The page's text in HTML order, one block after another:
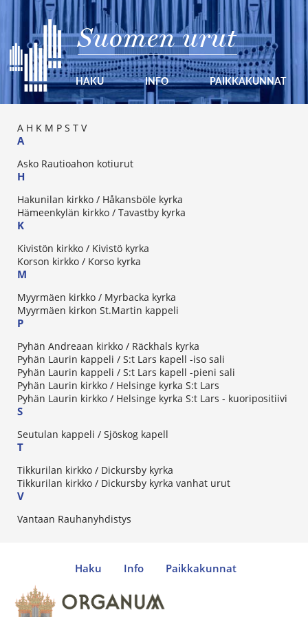
Suomen urut
HAKU INFO PAIKKAKUNNAT
A H K M P S T V
A
Asko Rautioahon kotiurut
H
Hakunilan kirkko / Håkansböle kyrka
Hämeenkylän kirkko / Tavastby kyrka
K
Kivistön kirkko / Kivistö kyrka
Korson kirkko / Korso kyrka
M
Myyrmäen kirkko / Myrbacka kyrka
Myyrmäen kirkon St.Martin kappeli
P
Pyhän Andreaan kirkko / Räckhals kyrka
Pyhän Laurin kappeli / S:t Lars kapell -iso sali
Pyhän Laurin kappeli / S:t Lars kapell -pieni sali
Pyhän Laurin kirkko / Helsinge kyrka S:t Lars
Pyhän Laurin kirkko / Helsinge kyrka S:t Lars - kuoripositiivi
S
Seutulan kappeli / Sjöskog kapell
T
Tikkurilan kirkko / Dickursby kyrka
Tikkurilan kirkko / Dickursby kyrka vanhat urut
V
Vantaan Rauhanyhdistys
Haku Info Paikkakunnat